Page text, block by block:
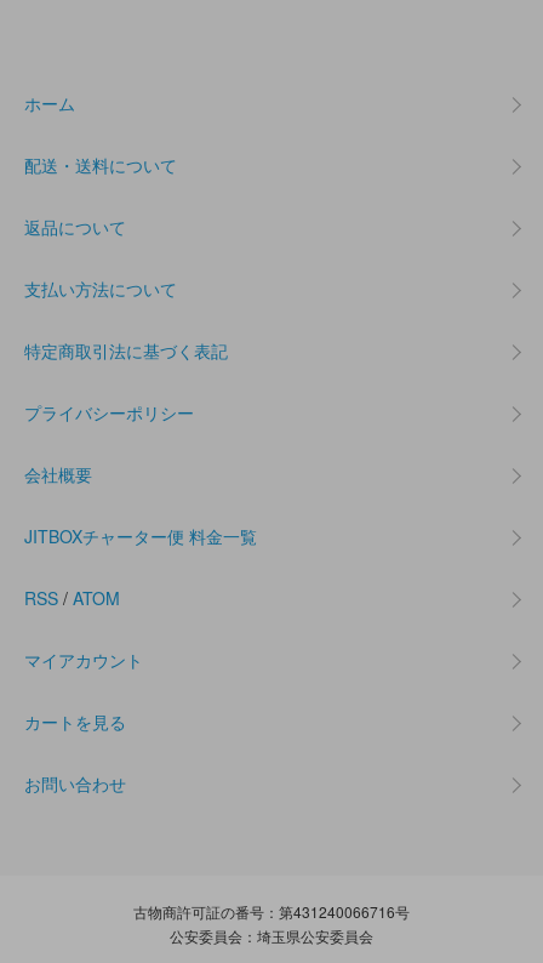
ホーム
配送・送料について
返品について
支払い方法について
特定商取引法に基づく表記
プライバシーポリシー
会社概要
JITBOXチャーター便 料金一覧
RSS / ATOM
マイアカウント
カートを見る
お問い合わせ
古物商許可証の番号：第431240066716号
公安委員会：埼玉県公安委員会